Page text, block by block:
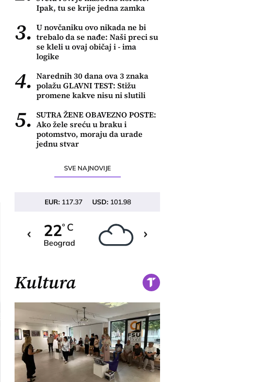
Ipak, tu se krije jedna zamka
3. U novčaniku ovo nikada ne bi
trebalo da se nađe: Naši preci su
se kleli u ovaj običaj i - ima
logike
4. Narednih 30 dana ova 3 znaka
polažu GLAVNI TEST: Stižu
promene kakve nisu ni slutili
5. SUTRA ŽENE OBAVEZNO POSTE:
Ako žele sreću u braku i
potomstvo, moraju da urade
jednu stvar
SVE NAJNOVIJE
EUR: 117.37 USD: 101.98
22o C
Beograd
Kultura